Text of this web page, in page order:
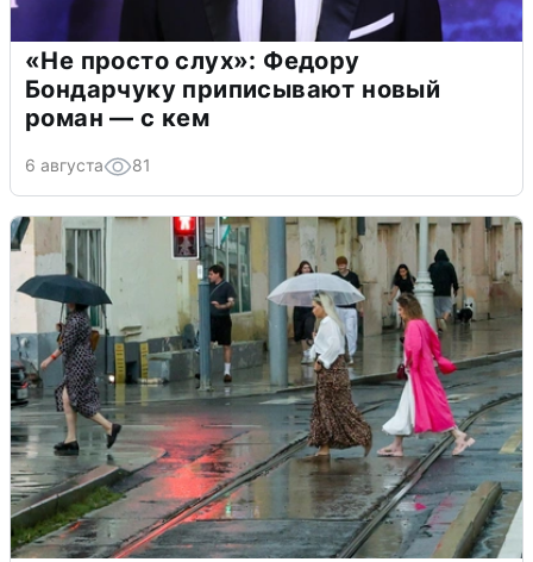
«Не просто слух»: Федору
Бондарчуку приписывают новый
роман — с кем
6 августа 81